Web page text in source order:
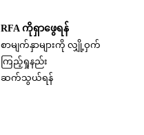
RFA ကိုရှာဖွေရန်
စာမျက်နှာများကို လျှို့ဝှက်
ကြည့်ရှုနည်း
ဆက်သွယ်ရန်